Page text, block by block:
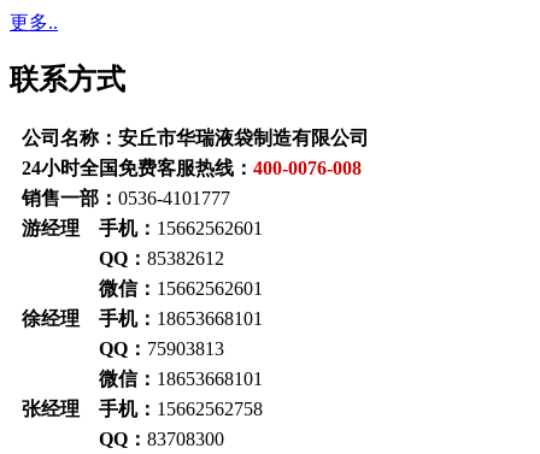
更多..
联系方式
公司名称：安丘市华瑞液袋制造有限公司
24小时全国免费客服热线： 400-0076-008
销售一部： 0536-4101777
游经理 手机： 15662562601
QQ： 85382612
微信： 15662562601
徐经理 手机： 18653668101
QQ： 75903813
微信： 18653668101
张经理 手机： 15662562758
QQ： 83708300